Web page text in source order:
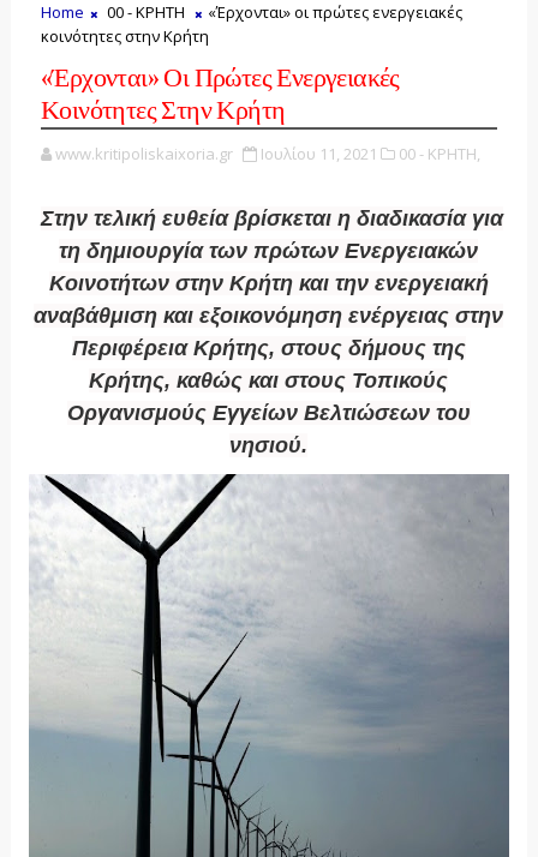
Home 00 - ΚΡΗΤΗ
«Έρχονται» οι πρώτες ενεργειακές
κοινότητες στην Κρήτη
«Έρχονται» Οι Πρώτες Ενεργειακές
Κοινότητες Στην Κρήτη
www.kritipoliskaixoria.gr Ιουλίου 11, 2021 00 - ΚΡΗΤΗ,
Στην τελική ευθεία βρίσκεται η διαδικασία για
τη δημιουργία των πρώτων Ενεργειακών
Κοινοτήτων στην Κρήτη και την ενεργειακή
αναβάθμιση και εξοικονόμηση ενέργειας στην
Περιφέρεια Κρήτης, στους δήμους της
Κρήτης, καθώς και στους Τοπικούς
Οργανισμούς Εγγείων Βελτιώσεων του
νησιού.